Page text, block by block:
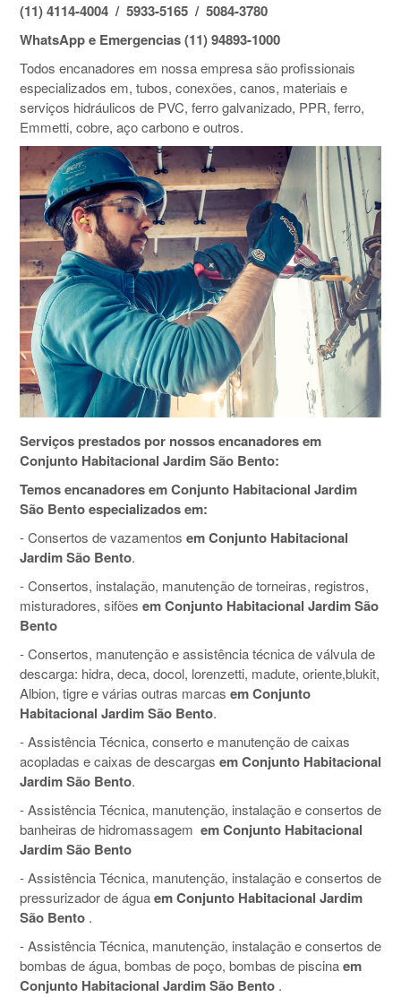
(11) 4114-4004 / 5933-5165 / 5084-3780
WhatsApp e Emergencias (11) 94893-1000
Todos encanadores em nossa empresa são profissionais
especializados em, tubos, conexões, canos, materiais e
serviços hidráulicos de PVC, ferro galvanizado, PPR, ferro,
Emmetti, cobre, aço carbono e outros.
Serviços prestados por nossos encanadores em
Conjunto Habitacional Jardim São Bento:
Temos encanadores em Conjunto Habitacional Jardim
São Bento especializados em:
- Consertos de vazamentos em Conjunto Habitacional
Jardim São Bento.
- Consertos, instalação, manutenção de torneiras, registros,
misturadores, sifões em Conjunto Habitacional Jardim São
Bento
- Consertos, manutenção e assistência técnica de válvula de
descarga: hidra, deca, docol, lorenzetti, madute, oriente,blukit,
Albion, tigre e várias outras marcas em Conjunto
Habitacional Jardim São Bento.
- Assistência Técnica, conserto e manutenção de caixas
acopladas e caixas de descargas em Conjunto Habitacional
Jardim São Bento.
- Assistência Técnica, manutenção, instalação e consertos de
banheiras de hidromassagem em Conjunto Habitacional
Jardim São Bento
- Assistência Técnica, manutenção, instalação e consertos de
pressurizador de águaem Conjunto Habitacional Jardim
São Bento .
- Assistência Técnica, manutenção, instalação e consertos de
bombas de água, bombas de poço, bombas de piscinaem
Conjunto Habitacional Jardim São Bento .